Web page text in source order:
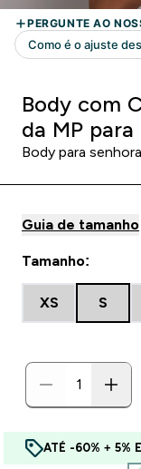
Body com
da MP para
Body para senhora
Guia de tamanho
Tamanho:
XS S
ATÉ -60% + 5%